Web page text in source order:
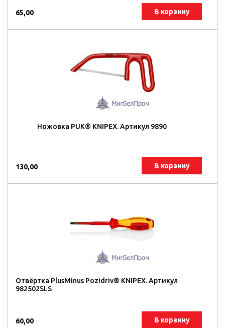
65,00 В корзину
Ножовка PUK® KNIPEX. Артикул 9890
130,00 В корзину
Отвёртка PlusMinus Pozidriv® KNIPEX. Артикул
982502SLS
60,00 В корзину